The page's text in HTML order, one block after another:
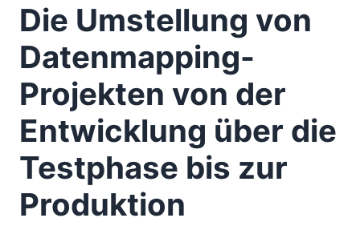
Die Umstellung von
Datenmapping-
Projekten von der
Entwicklung über die
Testphase bis zur
Produktion